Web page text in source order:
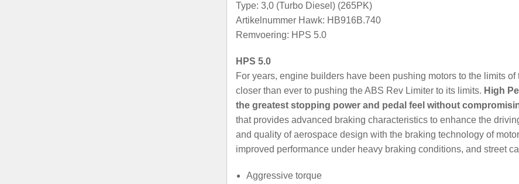
Type: 3,0 (Turbo Diesel) (265PK)
Artikelnummer Hawk: HB916B.740
Remvoering: HPS 5.0
HPS 5.0
For years, engine builders have been pushing motors to the limits
closer than ever to pushing the ABS Rev Limiter to its limits. High
the greatest stopping power and pedal feel without
that provides advanced braking characteristics to enhance the
and quality of aerospace design with the braking technology of
improved performance under heavy braking conditions, and street
Aggressive torque